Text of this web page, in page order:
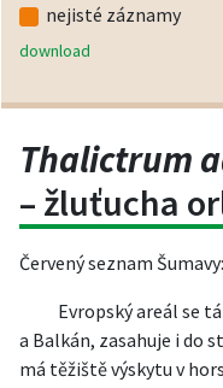
nejisté záznamy
download
Thalictrum
– žluťucha
Červený seznam Šumavy:
Evropský areál se
a Balkán, zasahuje i do
má těžiště výskytu v